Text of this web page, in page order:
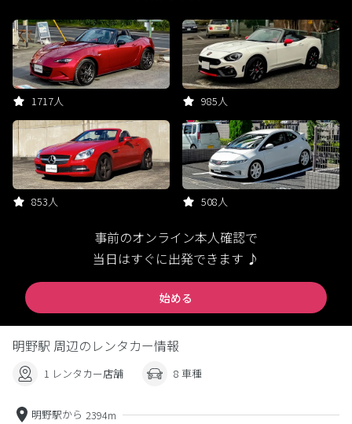
1717人 985人
853人 508人
事前のオンライン本人確認で
当日はすぐに出発できます ♪
始める
明野駅 周辺のレンタカー情報
1 レンタカー店舗 8 車種
明野駅から 2394m